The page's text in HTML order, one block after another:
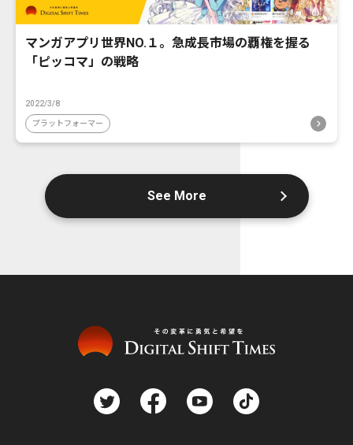
マンガアプリ世界NO.１。急成長市場の覇権を握る
「ピッコマ」の戦略
2022/3/8
プラットフォーマー
See More